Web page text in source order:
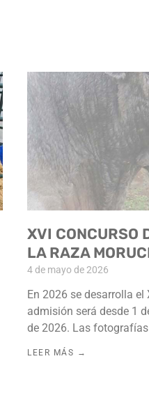
XVI CONCURSO
LA RAZA
4 de mayo de 2026
En 2026 se desarrolla el
admisión será desde 1
de 2026. Las fotografías
LEER MÁS →